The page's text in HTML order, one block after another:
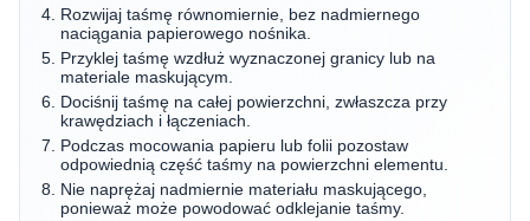
Rozwijaj taśmę równomiernie, bez nadmiernego
naciągania papierowego nośnika.
Przyklej taśmę wzdłuż wyznaczonej granicy lub na
materiale maskującym.
Dociśnij taśmę na całej powierzchni, zwłaszcza przy
krawędziach i łączeniach.
Podczas mocowania papieru lub folii pozostaw
odpowiednią część taśmy na powierzchni elementu.
Nie naprężaj nadmiernie materiału maskującego,
ponieważ może powodować odklejanie taśmy.